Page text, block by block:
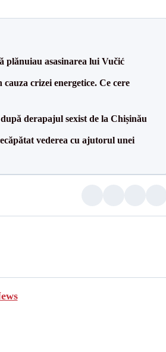
plănuiau asasinarea lui Vučić
crizei energetice. Ce cere
derapajul sexist de la Chișinău
vederea cu ajutorul unei